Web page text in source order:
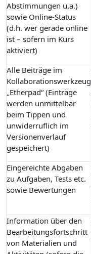
Abstimmungen u.a.)
sowie Online-Status
(d.h. wer gerade online
ist – sofern im Kurs
aktiviert)
Alle Beiträge im
Kollaborationswerkzeug
„Etherpad“ (Einträge
werden unmittelbar
beim Tippen und
unwiderruflich im
Versionenverlauf
gespeichert)
Eingereichte Abgaben
zu Aufgaben, Tests etc.
sowie Bewertungen
Information über den
Bearbeitungsfortschritt
von Materialien und